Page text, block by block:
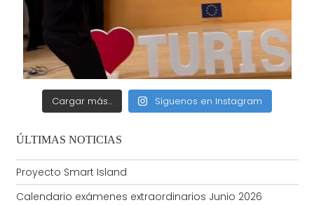
Cargar más... Síguenos en Instagram
ÚLTIMAS NOTICIAS
Proyecto Smart Island
Calendario exámenes extraordinarios Junio 2026